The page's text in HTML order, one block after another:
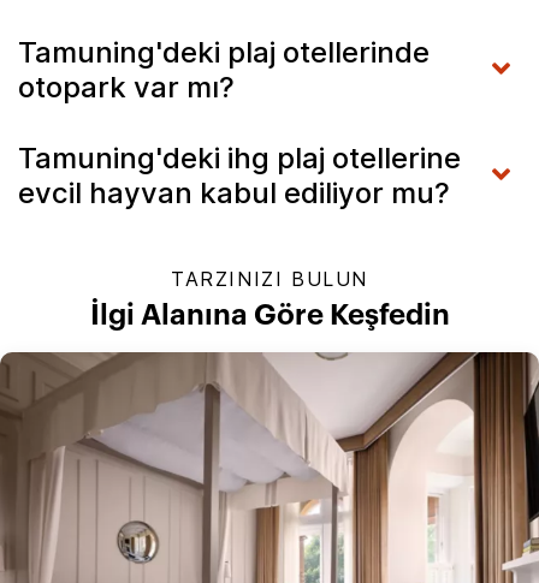
Tamuning'deki plaj otellerinde
otopark var mı?
Tamuning'deki ihg plaj otellerine
evcil hayvan kabul ediliyor mu?
TARZINIZI BULUN
İlgi Alanına Göre Keşfedin